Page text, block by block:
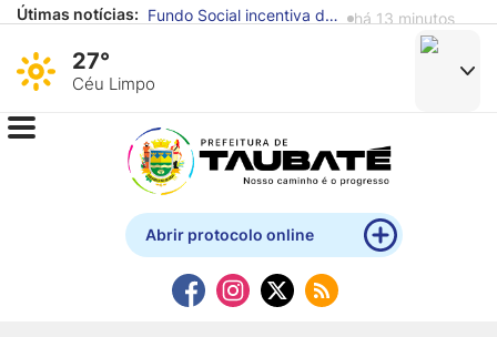
Útimas notícias:
Taubaté avança no Ideb e supera média nacional nos anos iniciais e finais do Ensino Fundamental
há 16 horas
27°
Céu Limpo
Abrir protocolo online